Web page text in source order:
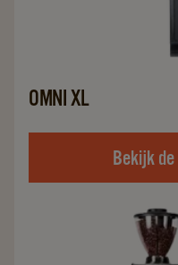
OMNI XL
Bekijk